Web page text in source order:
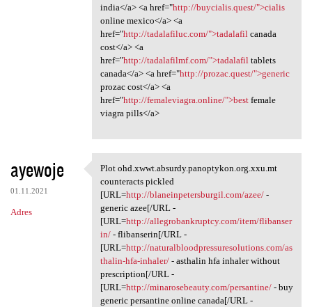
india</a> <a href="http://buycialis.quest/">cialis
online mexico</a> <a
href="http://tadalafiluc.com/">tadalafil canada
cost</a> <a
href="http://tadalafilmf.com/">tadalafil tablets
canada</a> <a href="http://prozac.quest/">generic
prozac cost</a> <a
href="http://femaleviagra.online/">bestfemale
viagra pills</a>
ayewoje
01.11.2021
Adres
Plot ohd.xwwt.absurdy
Plot ohd.xwwt.absurdy.panoptykon.org.xxu.mt
counteracts pickled
[URL=http://blaneinpetersburgil.com/azee/-
generic azee[/URL -
[URL=http://allegrobankruptcy.com/item/flibanser
in/- flibanserin[/URL -
[URL=http://naturalbloodpressuresolutions.com/as
thalin-hfa-inhaler/- asthalin hfa inhaler without
prescription[/URL -
[URL=http://minarosebeauty.com/persantine/- buy
generic persantine online canada[/URL -